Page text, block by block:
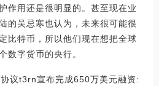
作用还是很明显的。甚至现在业
的吴忌寒也认为，未来很可能很
比特币，所以他们现在想把全球
数字货币的央行。
议t3rn宣布完成650万美元融资: